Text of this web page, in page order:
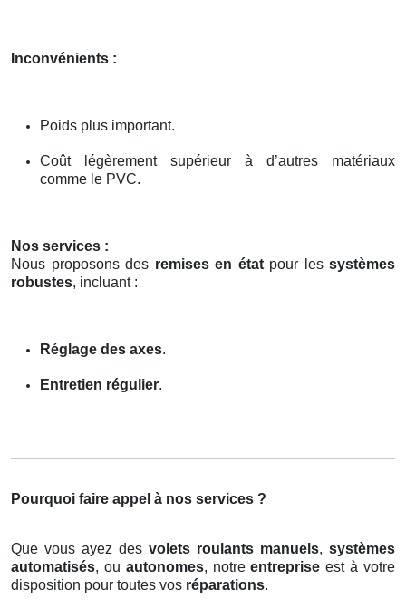
Inconvénients :
Poids plus important.
Coût légèrement supérieur à d’autres matériaux
comme le PVC.
Nos services :
Nous proposons des remises en étatpour les systèmes
robustes, incluant :
Réglage des axes.
Entretien régulier.
Pourquoi faire appel à nos services ?
Que vous ayez des volets roulants manuels, systèmes
automatisés, ou autonomes, notreentreprise est à votre
disposition pour toutes vos réparations.